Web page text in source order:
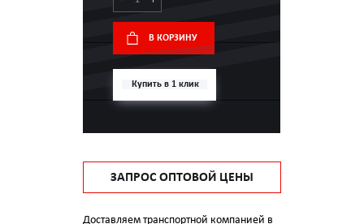
В КОРЗИНУ
Купить в 1 клик
ЗАПРОС ОПТОВОЙ ЦЕНЫ
Доставляем транспортной компанией в